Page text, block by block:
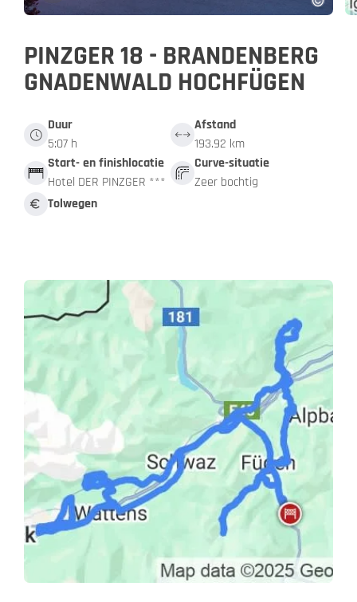
PINZGER 18 - BRANDENBERG
GNADENWALD HOCHFÜGEN
Duur
5:07 h
Afstand
193.92 km
Start- en finishlocatie
Hotel DER PINZGER ***
Curve-situatie
Zeer bochtig
Tolwegen